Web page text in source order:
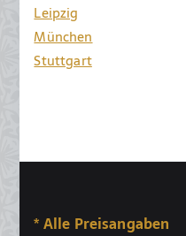
Leipzig
München
Stuttgart
* Alle Preisangaben